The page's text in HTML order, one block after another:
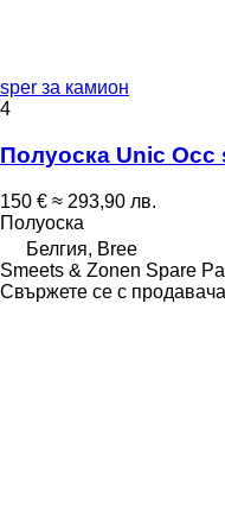
sper за камион
4
Полуоска Unic Occ
150 € ≈ 293,90 лв.
Полуоска
Белгия, Bree
Smeets & Zonen Spare
Свържете се с продавача